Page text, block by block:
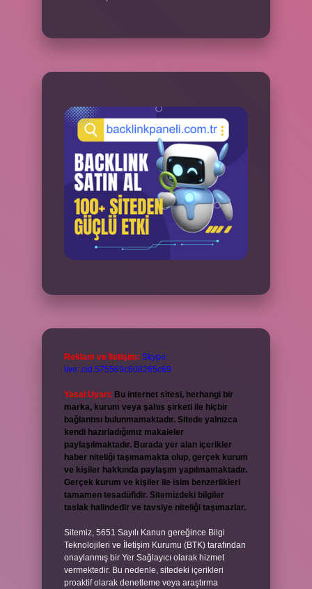
Reklam ve İletişim: Skype:
live:.cid.575569c608265c69
Yasal Uyarı: Bu internet sitesi, herhangi bir
marka, kurum veya şahıs şirketi ile hiçbir
bağlantısı bulunmamaktadır. Sitede yalnızca
kendi hazırladığımız makaleler
paylaşılmaktadır. Burada yer alan içerikler
haber niteliği taşımamakta olup, gerçek kurum
ve kişiler hakkında paylaşım yapılmamaktadır.
Gerçek kurum ve kişiler ile isim benzerlikleri
tamamen tesadüfidir. Sitemizdeki bilgiler
taslak halindedir ve tavsiye niteliği taşımazlar.
Sitemiz, 5651 Sayılı Kanun gereğince Bilgi
Teknolojileri ve İletişim Kurumu (BTK) tarafından
onaylanmış bir Yer Sağlayıcı olarak hizmet
vermektedir. Bu nedenle, sitedeki içerikleri
proaktif olarak denetleme veya araştırma